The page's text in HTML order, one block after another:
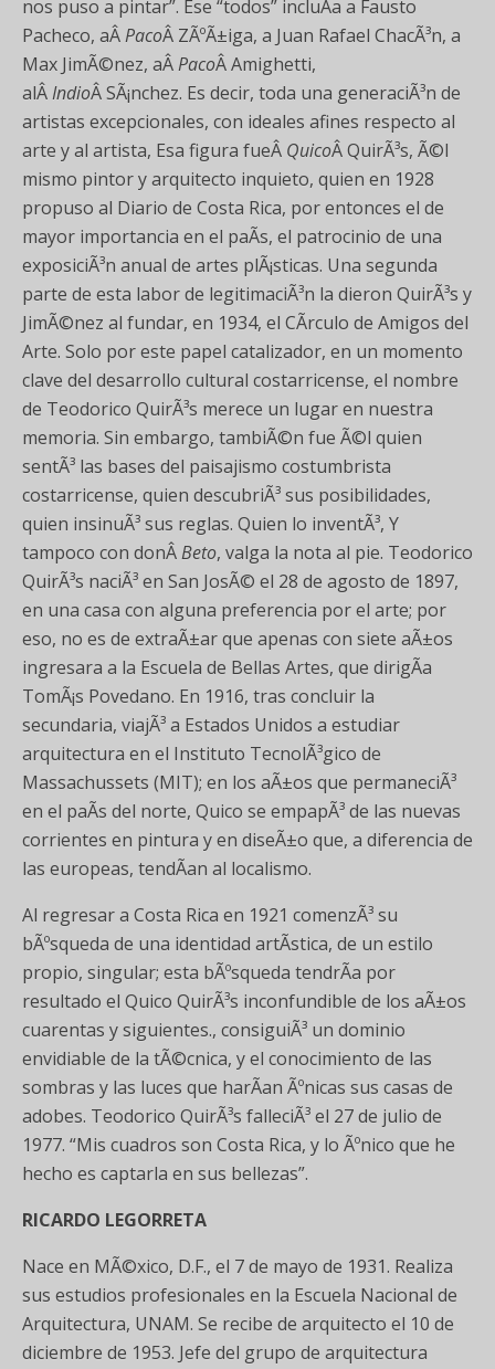
nos puso a pintar”. Ese “todos” incluÃ­a a Fausto
Pacheco, aÂPacoÂ ZÃºÃ±iga, a Juan Rafael ChacÃ³n, a
Max JimÃ©nez, aÂPacoÂ Amighetti,
alÂIndioÂ SÃ¡nchez. Es decir, toda una generaciÃ³n de
artistas excepcionales, con ideales afines respecto al
arte y al artista, Esa figura fueÂ QuicoÂ QuirÃ³s, Ã©l
mismo pintor y arquitecto inquieto, quien en 1928
propuso al Diario de Costa Rica, por entonces el de
mayor importancia en el paÃ­s, el patrocinio de una
exposiciÃ³n anual de artes plÃ¡sticas. Una segunda
parte de esta labor de legitimaciÃ³n la dieron QuirÃ³s y
JimÃ©nez al fundar, en 1934, el CÃ­rculo de Amigos del
Arte. Solo por este papel catalizador, en un momento
clave del desarrollo cultural costarricense, el nombre
de Teodorico QuirÃ³s merece un lugar en nuestra
memoria. Sin embargo, tambiÃ©n fue Ã©l quien
sentÃ³ las bases del paisajismo costumbrista
costarricense, quien descubriÃ³ sus posibilidades,
quien insinuÃ³ sus reglas. Quien lo inventÃ³, Y
tampoco con donÂBeto, valga la nota al pie. Teodorico
QuirÃ³s naciÃ³ en San JosÃ© el 28 de agosto de 1897,
en una casa con alguna preferencia por el arte; por
eso, no es de extraÃ±ar que apenas con siete aÃ±os
ingresara a la Escuela de Bellas Artes, que dirigÃ­a
TomÃ¡s Povedano. En 1916, tras concluir la
secundaria, viajÃ³ a Estados Unidos a estudiar
arquitectura en el Instituto TecnolÃ³gico de
Massachussets (MIT); en los aÃ±os que permaneciÃ³
en el paÃ­s del norte, Quico se empapÃ³ de las nuevas
corrientes en pintura y en diseÃ±o que, a diferencia de
las europeas, tendÃ­an al localismo.
Al regresar a Costa Rica en 1921 comenzÃ³ su
bÃºsqueda de una identidad artÃ­stica, de un estilo
propio, singular; esta bÃºsqueda tendrÃ­a por
resultado el Quico QuirÃ³s inconfundible de los aÃ±os
cuarentas y siguientes., consiguiÃ³ un dominio
envidiable de la tÃ©cnica, y el conocimiento de las
sombras y las luces que harÃ­an Ãºnicas sus casas de
adobes. Teodorico QuirÃ³s falleciÃ³ el 27 de julio de
1977. “Mis cuadros son Costa Rica, y lo Ãºnico que he
hecho es captarla en sus bellezas”.
RICARDO LEGORRETA
Nace en MÃ©xico, D.F., el 7 de mayo de 1931. Realiza
sus estudios profesionales en la Escuela Nacional de
Arquitectura, UNAM. Se recibe de arquitecto el 10 de
diciembre de 1953. Jefe del grupo de arquitectura